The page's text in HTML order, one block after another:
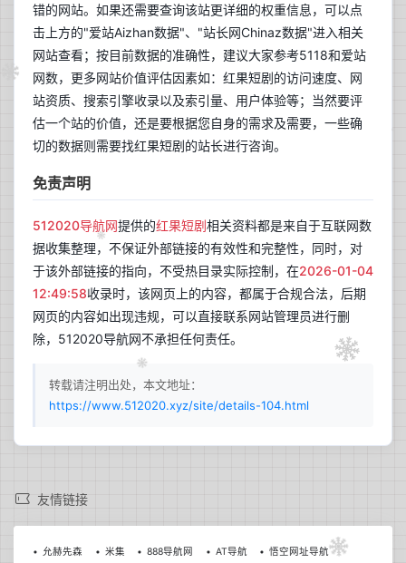
错的网站。如果还需要查询该站更详细的权重信息，可以点
击上方的"爱站Aizhan数据"、"站长网Chinaz数据"进入相关
网站查看；按目前数据的准确性，建议大家参考5118和爱站
网数，更多网站价值评估因素如：红果短剧的访问速度、网
站资质、搜索引擎收录以及索引量、用户体验等；当然要评
估一个站的价值，还是要根据您自身的需求及需要，一些确
切的数据则需要找红果短剧的站长进行咨询。
免责声明
512020导航网提供的红果短剧相关资料都是来自于互联网数
据收集整理，不保证外部链接的有效性和完整性，同时，对
于该外部链接的指向，不受热目录实际控制，在2026-01-04
12:49:58收录时，该网页上的内容，都属于合规合法，后期
网页的内容如出现违规，可以直接联系网站管理员进行删
除，512020导航网不承担任何责任。
转载请注明出处，本文地址：
https://www.512020.xyz/site/details-104.html
友情链接
允赫先森 米集 888导航网 AT导航 悟空网址导航
33